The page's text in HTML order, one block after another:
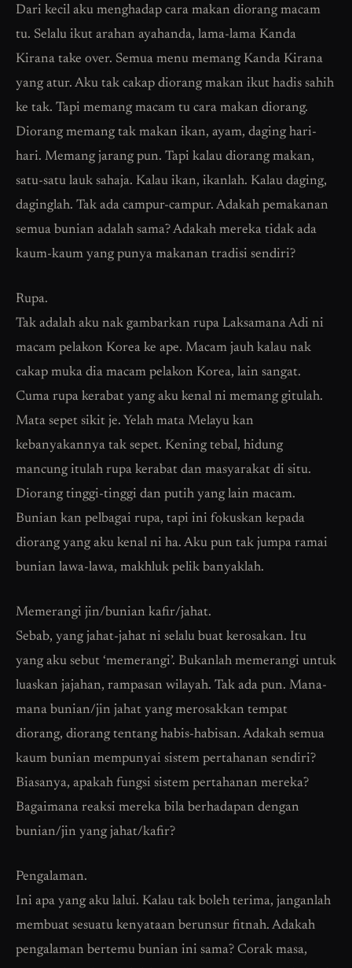
Dari kecil aku menghadap cara makan diorang macam
tu. Selalu ikut arahan ayahanda, lama-lama Kanda
Kirana take over. Semua menu memang Kanda Kirana
yang atur. Aku tak cakap diorang makan ikut hadis sahih
ke tak. Tapi memang macam tu cara makan diorang.
Diorang memang tak makan ikan, ayam, daging hari-
hari. Memang jarang pun. Tapi kalau diorang makan,
satu-satu lauk sahaja. Kalau ikan, ikanlah. Kalau daging,
daginglah. Tak ada campur-campur. Adakah pemakanan
semua bunian adalah sama? Adakah mereka tidak ada
kaum-kaum yang punya makanan tradisi sendiri?
Rupa.
Tak adalah aku nak gambarkan rupa Laksamana Adi ni
macam pelakon Korea ke ape. Macam jauh kalau nak
cakap muka dia macam pelakon Korea, lain sangat.
Cuma rupa kerabat yang aku kenal ni memang gitulah.
Mata sepet sikit je. Yelah mata Melayu kan
kebanyakannya tak sepet. Kening tebal, hidung
mancung itulah rupa kerabat dan masyarakat di situ.
Diorang tinggi-tinggi dan putih yang lain macam.
Bunian kan pelbagai rupa, tapi ini fokuskan kepada
diorang yang aku kenal ni ha. Aku pun tak jumpa ramai
bunian lawa-lawa, makhluk pelik banyaklah.
Memerangi jin/bunian kafir/jahat.
Sebab, yang jahat-jahat ni selalu buat kerosakan. Itu
yang aku sebut ‘memerangi’. Bukanlah memerangi untuk
luaskan jajahan, rampasan wilayah. Tak ada pun. Mana-
mana bunian/jin jahat yang merosakkan tempat
diorang, diorang tentang habis-habisan. Adakah semua
kaum bunian mempunyai sistem pertahanan sendiri?
Biasanya, apakah fungsi sistem pertahanan mereka?
Bagaimana reaksi mereka bila berhadapan dengan
bunian/jin yang jahat/kafir?
Pengalaman.
Ini apa yang aku lalui. Kalau tak boleh terima, janganlah
membuat sesuatu kenyataan berunsur fitnah. Adakah
pengalaman bertemu bunian ini sama? Corak masa,